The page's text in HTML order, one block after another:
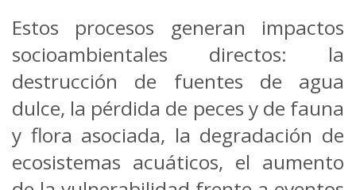
Estos procesos generan impactos
socioambientales directos: la
destrucción de fuentes de agua
dulce, la pérdida de peces y de fauna
y flora asociada, la degradación de
ecosistemas acuáticos, el aumento